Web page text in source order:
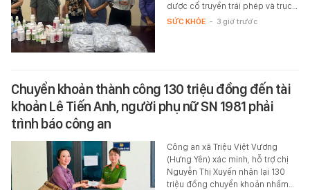
dược cổ truyền trái phép và trục…
SỨC KHỎE - 3 giờ trước
Chuyển khoản thành công 130 triệu đồng đến tài
khoản Lê Tiến Anh, người phụ nữ SN 1981 phải
trình báo công an
Công an xã Triệu Việt Vương
(Hưng Yên) xác minh, hỗ trợ chị
Nguyễn Thị Xuyến nhận lại 130
triệu đồng chuyển khoản nhầm…